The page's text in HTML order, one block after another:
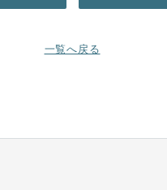
一覧へ戻る